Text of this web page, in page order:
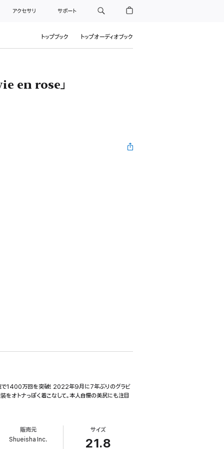
アクセサリ サポート
トップブック トップオーディオブック
en rose」
速で1400万回を突破! 2022年9月に7年ぶりのグラビ
をオトナっぽく着こなして。本人自慢の美尻にも注目
販売元
Shueisha Inc.
サイズ
21.8